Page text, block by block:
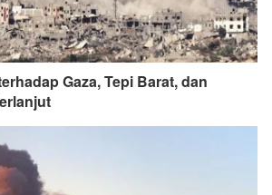
Gaza, Tepi Barat, dan